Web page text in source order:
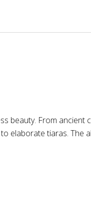
beauty. From ancient
elaborate tiaras. The